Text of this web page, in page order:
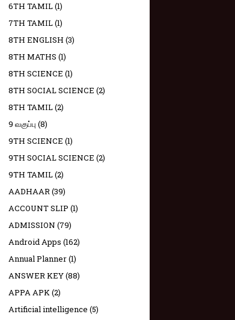
6TH TAMIL(1)
7TH TAMIL(1)
8TH ENGLISH (3)
8TH MATHS (1)
8TH SCIENCE (1)
8TH SOCIAL SCIENCE (2)
8TH TAMIL(2)
9 வகுப்பு (8)
9TH SCIENCE (1)
9TH SOCIAL SCIENCE (2)
9TH TAMIL(2)
AADHAAR(39)
ACCOUNT SLIP (1)
ADMISSION (79)
Android Apps (162)
Annual Planner(1)
ANSWER KEY(88)
APPA APK(2)
Artificial intelligence (5)